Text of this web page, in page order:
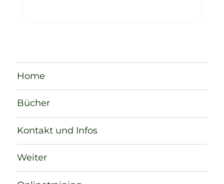
Home
Bücher
Kontakt und Infos
Weiter